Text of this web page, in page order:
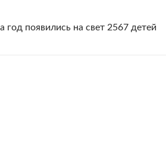
появились на свет 2567 детей